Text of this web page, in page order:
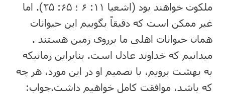
ملکوت خواهند بود (اشعیا ۱۱: ۶ ؛ ۶۵: ۲۵). اما
غیر ممکن است که دقیقاً بگوییم این حیوانات
همان حیوانات اهلی ما برروی زمین هستند .
می⁯دانیم که خداوند عادل است. بنابراین زمانیکه
به بهشت برویم، با تصمیم او در این مورد، هر چه
که باشد، موافقت کامل خواهیم داشت.جواب: